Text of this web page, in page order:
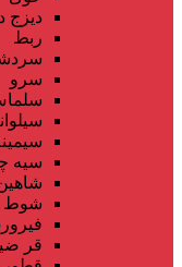
دیزج
ربط
سرو
سیه
شوط
قر